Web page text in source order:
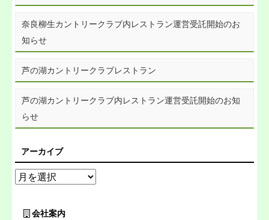
奈良柳生カントリークラブ内レストラン運営受託開始のお
知らせ
芦の湖カントリークラブレストラン
芦の湖カントリークラブ内レストラン運営受託開始のお知
らせ
アーカイブ
会社案内